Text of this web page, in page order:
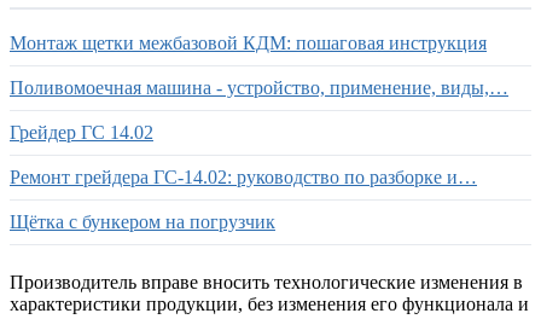
Монтаж щетки межбазовой КДМ: пошаговая инструкция
Поливомоечная машина - устройство, применение, виды,…
Грейдер ГС 14.02
Ремонт грейдера ГС-14.02: руководство по разборке и…
Щётка с бункером на погрузчик
Производитель вправе вносить технологические изменения в
характеристики продукции, без изменения его функционала и